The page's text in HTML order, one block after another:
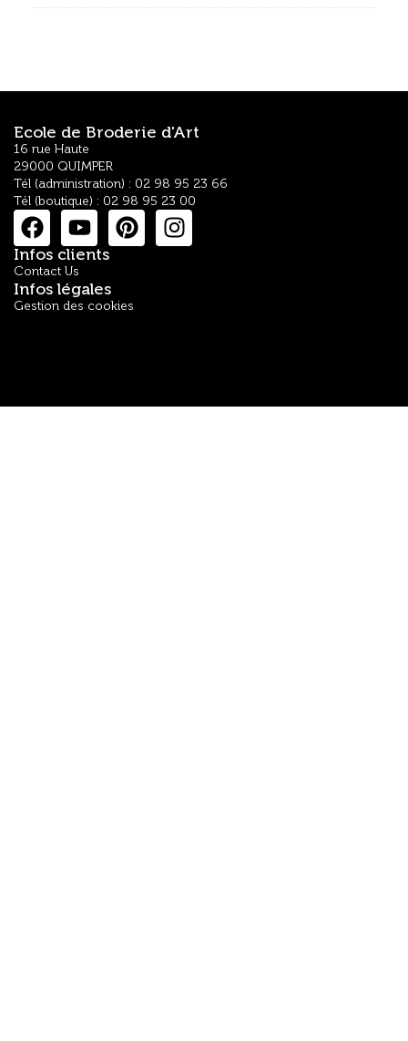
Ecole de Broderie d'Art
16 rue Haute
29000 QUIMPER
Tél (administration) : 02 98 95 23 66
Tél (boutique) : 02 98 95 23 00
Infos clients
Contact Us
Infos légales
Gestion des cookies